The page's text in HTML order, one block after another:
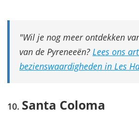
Wil je nog meer ontdekken
van de Pyreneeën? Lees ons
bezienswaardigheden in Les
Santa Coloma